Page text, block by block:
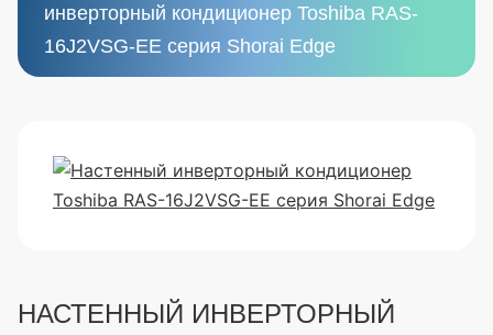
инверторный кондиционер Toshiba RAS-
16J2VSG-EE серия Shorai Edge
НАСТЕННЫЙ ИНВЕРТОРНЫЙ